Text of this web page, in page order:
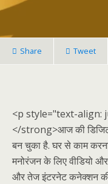
Share Tweet
<p style="text-align:
</strong>आज की
बन चुका है. घर से काम
मनोरंजन के लिए वीडियो
और तेज इंटरनेट कनेक्शन की